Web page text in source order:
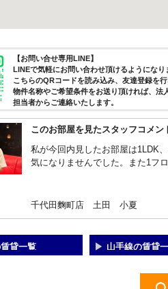
【お問い合せ専用LINE】
LINEで気軽にお問い合わせ頂けるようになり
こちらのQRコードを読み込み、友達登録を行
物件名称やご希望条件をお送り頂ければ、法
担当者からご連絡いたします。
このお部屋を見たスタッフコメン
私が今回内見したお部屋は1LDK
気になりませんでした。また1フ
千代田麴町店 土田 小夏
貸一覧 山手線の賃貸